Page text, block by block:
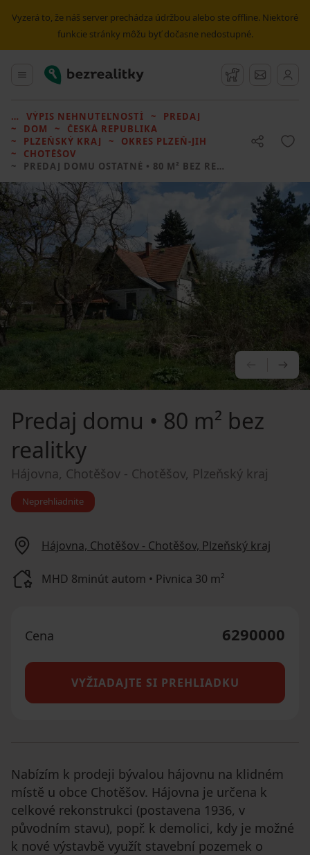
Vyzerá to, že náš server prechádza údržbou alebo ste offline. Niektoré
funkcie stránky môžu byť dočasne nedostupné.
Hlavné menu
Bezrealitky Strážny pes
Správy
VÝPIS NEHNUTEĽNOSTÍ
PREDAJ
DOM
ČESKÁ REPUBLIKA
PLZEŇSKÝ KRAJ
OKRES PLZEŇ-JIH
CHOTĚŠOV
PREDAJ DOMU OSTATNÉ • 80 M² BEZ REALITKY
Predaj domu • 80 m² bez
realitky
Hájovna, Chotěšov - Chotěšov, Plzeňský kraj
Neprehliadnite
Hájovna, Chotěšov - Chotěšov, Plzeňský kraj
MHD 8minút autom • Pivnica 30 m²
Cena 6290000
VYŽIADAJTE SI PREHLIADKU
Nabízím k prodeji bývalou hájovnu na klidném
místě u obce Chotěšov. Hájovna je určena k
celkové rekonstrukci (postavena 1936, v
původním stavu), popř. k demolici, kdy je možné
k nové výstavbě využít stavební pozemek o